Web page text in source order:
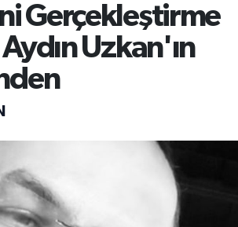
Gerçekleştirme
Uzkan'ın